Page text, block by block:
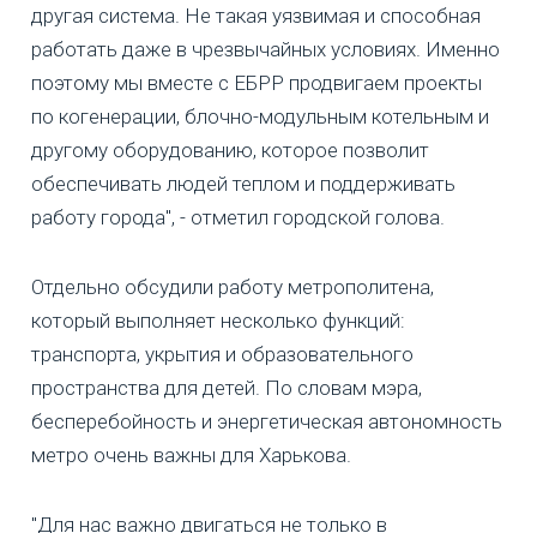
другая система. Не такая уязвимая и способная
работать даже в чрезвычайных условиях. Именно
поэтому мы вместе с ЕБРР продвигаем проекты
по когенерации, блочно-модульным котельным и
другому оборудованию, которое позволит
обеспечивать людей теплом и поддерживать
работу города", - отметил городской голова.
Отдельно обсудили работу метрополитена,
который выполняет несколько функций:
транспорта, укрытия и образовательного
пространства для детей. По словам мэра,
бесперебойность и энергетическая автономность
метро очень важны для Харькова.
"Для нас важно двигаться не только в